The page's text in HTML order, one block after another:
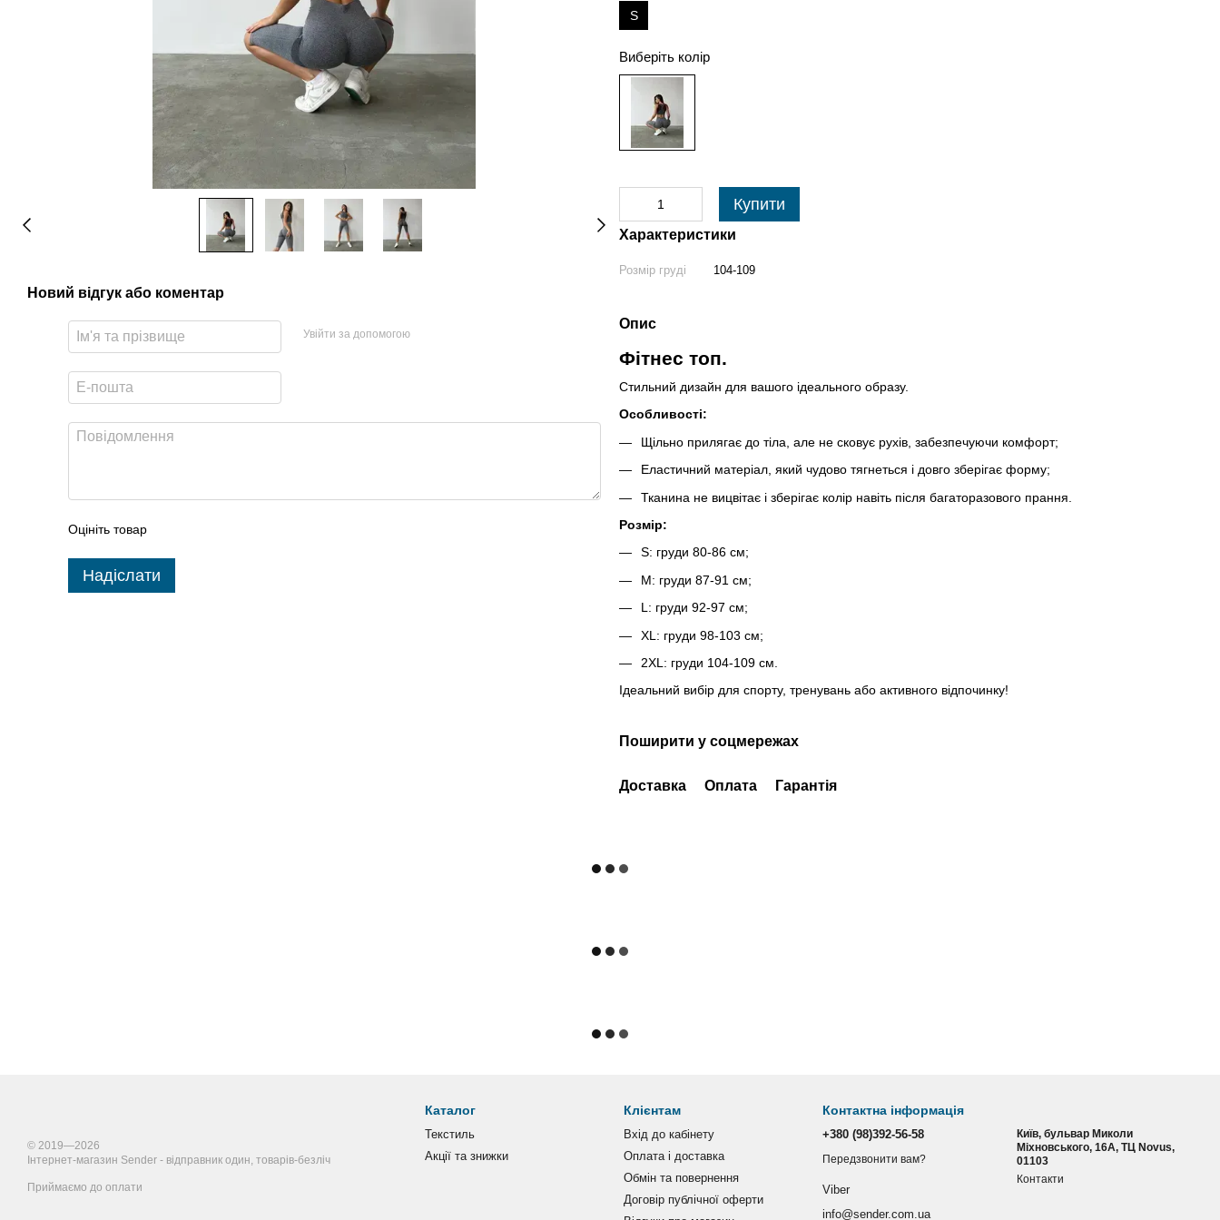
Новий відгук або коментар
Увійти за допомогою
Оцініть товар
Надіслати
S
Виберіть колір
Купити
Характеристики
Розмір груді 104-109
Опис
Фітнес топ.
Стильний дизайн для вашого ідеального образу.
Особливості:
Щільно прилягає до тіла, але не сковує рухів, забезпечуючи комфорт;
Еластичний матеріал, який чудово тягнеться і довго зберігає форму;
Тканина не вицвітає і зберігає колір навіть після багаторазового прання.
Розмір:
S: груди 80-86 см;
M: груди 87-91 см;
L: груди 92-97 см;
XL: груди 98-103 см;
2XL: груди 104-109 см.
Ідеальний вибір для спорту, тренувань або активного відпочинку!
Поширити у соцмережах
Доставка Оплата Гарантія
© 2019—2026
Інтернет-магазин Sender - відправник один, товарів-безліч
Приймаємо до оплати
Каталог
Текстиль
Акції та знижки
Клієнтам
Вхід до кабінету
Оплата і доставка
Обмін та повернення
Договір публічної оферти
Контактна інформація
+380 (98)392-56-58
Передзвонити вам?
Viber
info@sender.com.ua
Київ, бульвар Миколи
Міхновського, 16А, ТЦ Novus,
01103
Контакти